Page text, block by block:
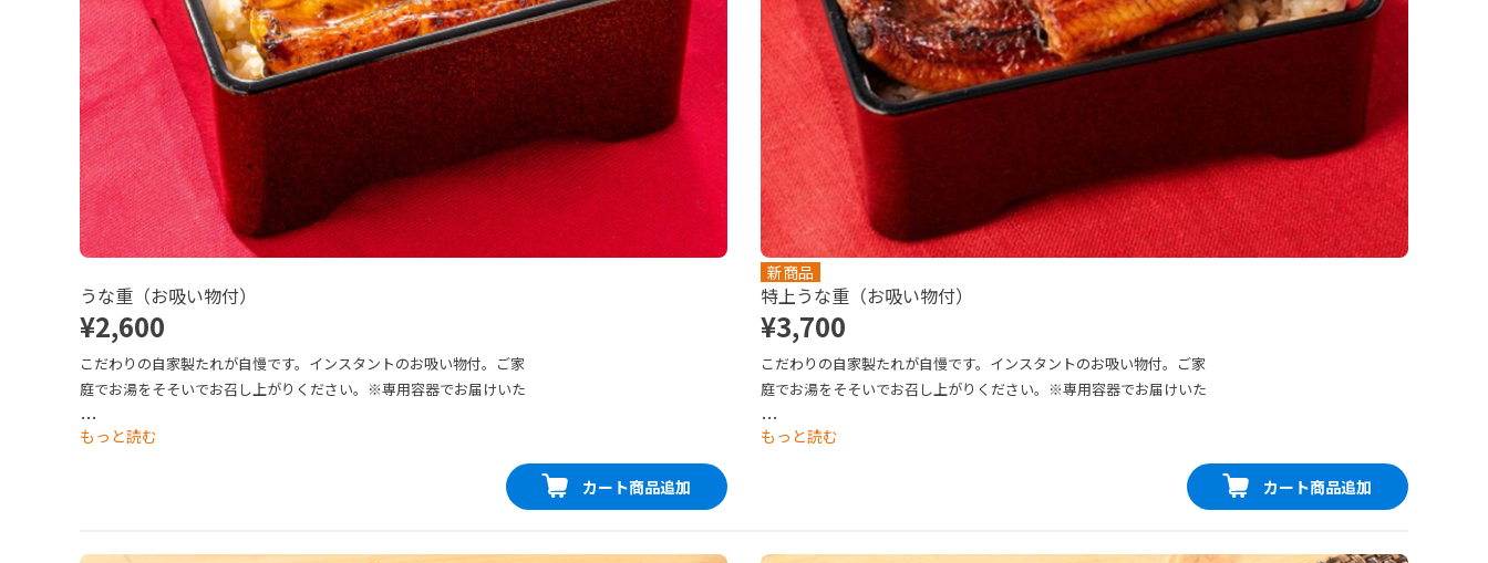
うな重（お吸い物付）
¥2,600
こだわりの自家製たれが自慢です。インスタントのお吸い物付。ご家
庭でお湯をそそいでお召し上がりください。※専用容器でお届けいた
します。
…
もっと読む
カート商品追加
新商品
特上うな重（お吸い物付）
¥3,700
こだわりの自家製たれが自慢です。インスタントのお吸い物付。ご家
庭でお湯をそそいでお召し上がりください。※専用容器でお届けいた
します。
…
もっと読む
カート商品追加